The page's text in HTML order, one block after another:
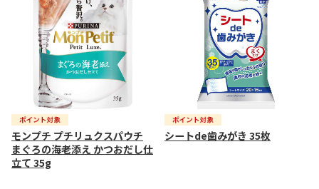
モンプチ プチリュクスパウチ
まぐろの海老添え かつおだし仕
立て 35g
シートde歯みがき 35枚